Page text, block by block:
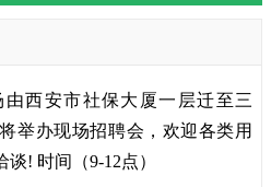
西安市社保大厦一层迁至三
举办现场招聘会 ，欢迎各类用
! 时间（9-12点）